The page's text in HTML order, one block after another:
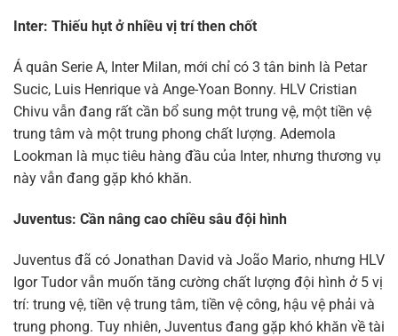
Inter: Thiếu hụt ở nhiều vị trí then chốt
Á quân Serie A, Inter Milan, mới chỉ có 3 tân binh là Petar
Sucic, Luis Henrique và Ange-Yoan Bonny. HLV Cristian
Chivu vẫn đang rất cần bổ sung một trung vệ, một tiền vệ
trung tâm và một trung phong chất lượng. Ademola
Lookman là mục tiêu hàng đầu của Inter, nhưng thương vụ
này vẫn đang gặp khó khăn.
Juventus: Cần nâng cao chiều sâu đội hình
Juventus đã có Jonathan David và João Mario, nhưng HLV
Igor Tudor vẫn muốn tăng cường chất lượng đội hình ở 5 vị
trí: trung vệ, tiền vệ trung tâm, tiền vệ công, hậu vệ phải và
trung phong. Tuy nhiên, Juventus đang gặp khó khăn về tài